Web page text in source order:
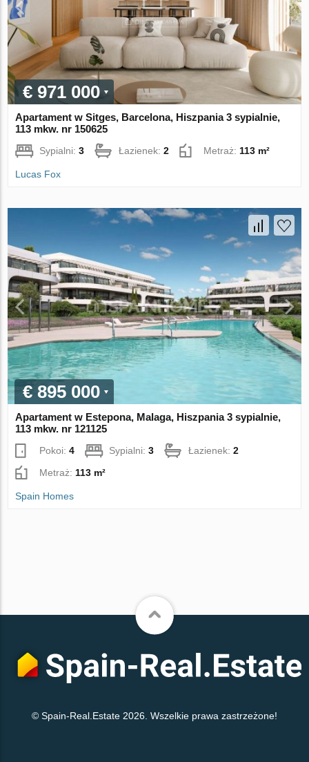
€ 971 000
Apartament w Sitges, Barcelona, Hiszpania 3 sypialnie,
113 mkw. nr 150625
Sypialni:3 Łazienek:2 Metraż: 113 m²
Lucas Fox
€ 895 000
Apartament w Estepona, Malaga, Hiszpania 3 sypialnie,
113 mkw. nr 121125
Pokoi:4 Sypialni:3 Łazienek:2
Metraż: 113 m²
Spain Homes
© Spain-Real.Estate 2026. Wszelkie prawa zastrzeżone!